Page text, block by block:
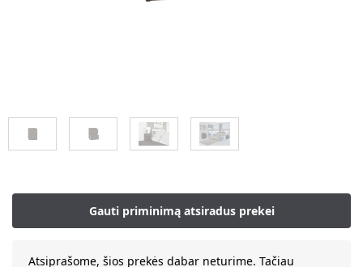
Atsiprašome, šios prekės dabar neturime. Tačiau